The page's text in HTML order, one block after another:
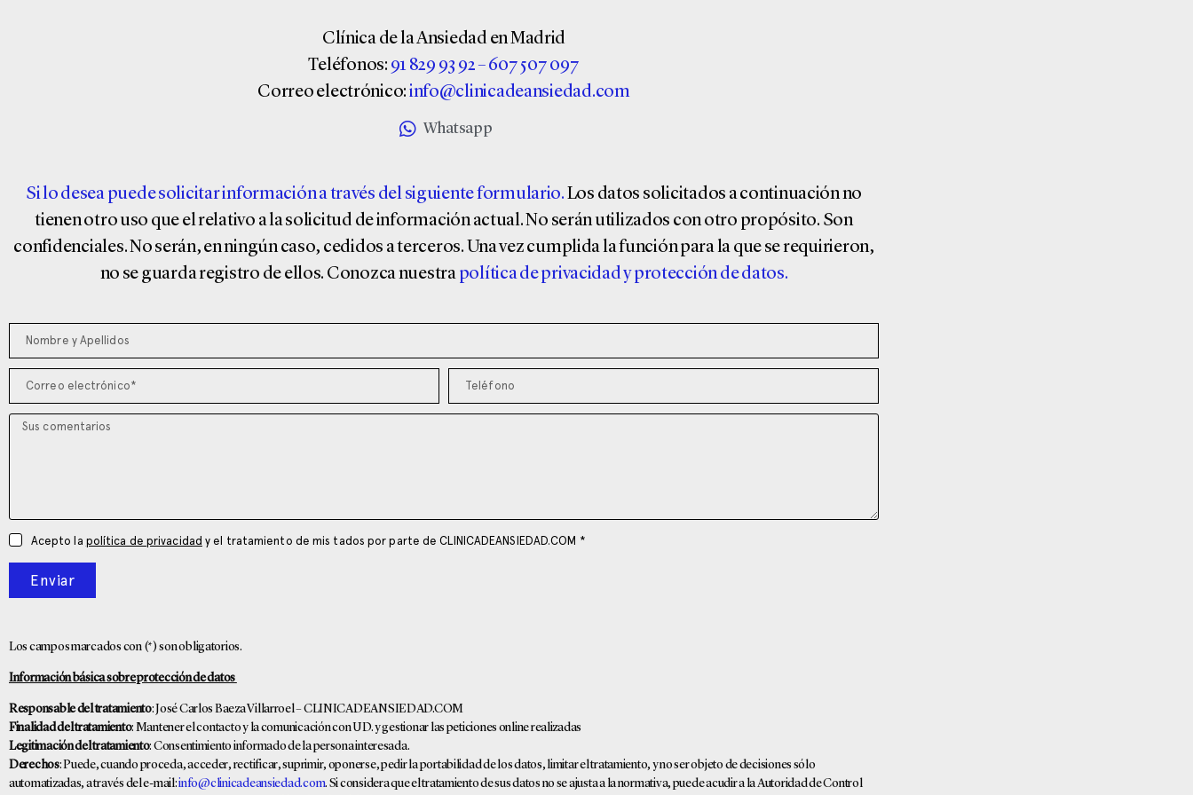
Clínica de la Ansiedad en Madrid
Teléfonos: 91 829 93 92 – 607 507 097
Correo electrónico: info@clinicadeansiedad.com
Whatsapp
Si lo desea puede solicitar información a través del siguiente formulario. Los datos solicitados a continuación no
tienen otro uso que el relativo a la solicitud de información actual. No serán utilizados con otro propósito. Son
confidenciales. No serán, en ningún caso, cedidos a terceros. Una vez cumplida la función para la que se requirieron,
no se guarda registro de ellos. Conozca nuestra política de privacidad y protección de datos.
Acepto la política de privacidad y el tratamiento de mis tados por parte de CLINICADEANSIEDAD.COM *
Enviar
Los campos marcados con (*) son obligatorios.
Información básica sobre protección de datos
Responsable del tratamiento: José Carlos Baeza Villarroel – CLINICADEANSIEDAD.COM
Finalidad del tratamiento: Mantener el contacto y la comunicación con UD. y gestionar las peticiones online realizadas
Legitimación del tratamiento: Consentimiento informado de la persona interesada.
Derechos: Puede, cuando proceda, acceder, rectificar, suprimir, oponerse, pedir la portabilidad de los datos, limitar el tratamiento, y no ser objeto de decisiones sólo
automatizadas, a través del e-mail:info@clinicadeansiedad.com. Si considera que el tratamiento de sus datos no se ajusta a la normativa, puede acudir a la Autoridad de Control